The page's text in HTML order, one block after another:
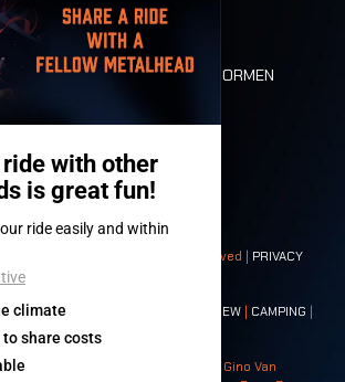
LONE WOLVES
PLATTEGROND
DEATH RIDE
WAARDEN EN NORMEN
HISTORIEK
Productions VZW – All rights reserved | PRIVACY
CREW | CAMPING |
Hans Van Hoof - Eliaz Bruggeman - Gino Van